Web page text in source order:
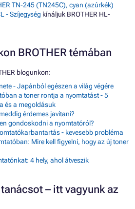
TN-245 (TN245C), cyan (azúrkék)
- Szíjegység kínáljuk BROTHER HL-
BROTHER témában
blogunkon:
- Japánból egészen a világ végére
a toner rontja a nyomtatást - 5
és a megoldásuk
érdemes javítani?
gondoskodni a nyomtatóról?
- kevesebb probléma
Mire kell figyelni, hogy az új toner
4 hely, ahol átveszik
– itt vagyunk az